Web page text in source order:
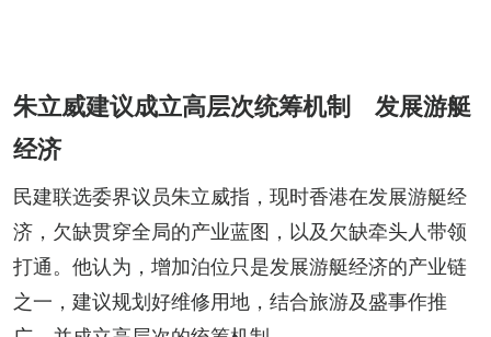
朱立威建议成立高层次统筹机制 发展游艇
经济
民建联选委界议员朱立威指，现时香港在发展游艇经
济，欠缺贯穿全局的产业蓝图，以及欠缺牵头人带领
打通。他认为，增加泊位只是发展游艇经济的产业链
之一，建议规划好维修用地，结合旅游及盛事作推